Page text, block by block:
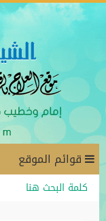
قوائم الموقع